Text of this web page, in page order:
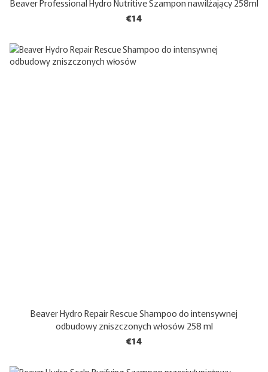
Beaver Professional Hydro Nutritive Szampon nawilżający 258ml
€14
Beaver Hydro Repair Rescue Shampoo do intensywnej
odbudowy zniszczonych włosów 258 ml
€14